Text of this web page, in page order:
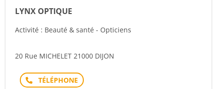
LYNX OPTIQUE
Activité : Beauté & santé - Opticiens
20 Rue MICHELET 21000 DIJON
Téléphone